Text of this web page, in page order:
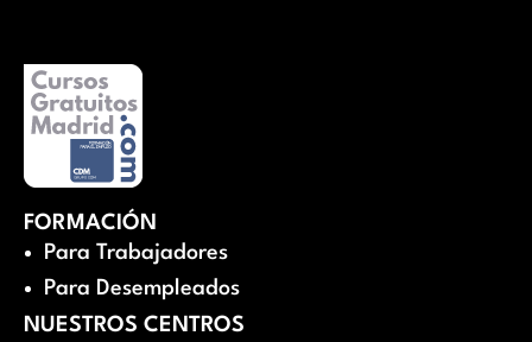
FORMACIÓN
Para Trabajadores
Para Desempleados
NUESTROS CENTROS